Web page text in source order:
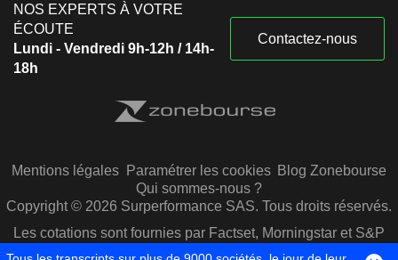
NOS EXPERTS À VOTRE
ÉCOUTE
Lundi - Vendredi 9h-12h / 14h-
18h
Contactez-nous
Mentions légales Paramétrer les cookies Blog Zonebourse
Qui sommes-nous ?
Copyright © 2026 Surperformance SAS. Tous droits réservés.
Les cotations sont fournies par Factset, Morningstar et S&P
Capital IQ